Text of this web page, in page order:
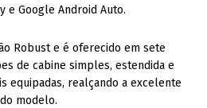
e Google Android Auto.
Robust e é oferecido em sete
de cabine simples, estendida e
equipadas, realçando a excelente
modelo.